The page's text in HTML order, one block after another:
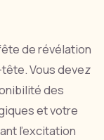
de révélation
Vous devez
des
et votre
l'excitation